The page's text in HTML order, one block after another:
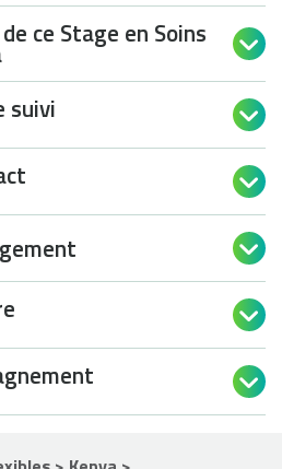
ce Stage en Soins 
suivi 



